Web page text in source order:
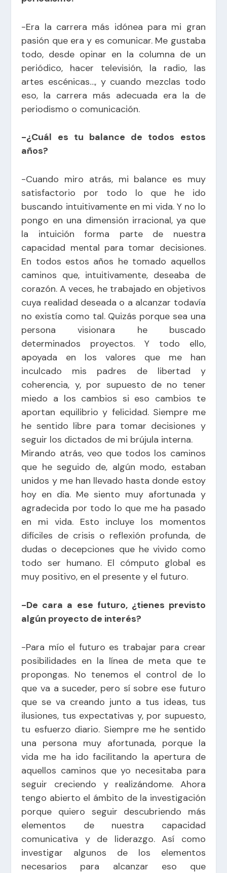
-Era la carrera más idónea para mi gran
pasión que era y es comunicar. Me gustaba
todo, desde opinar en la columna de un
periódico, hacer televisión, la radio, las
artes escénicas…, y cuando mezclas todo
eso, la carrera más adecuada era la de
periodismo o comunicación.
-¿Cuál es tu balance de todos estos
años?
-Cuando miro atrás, mi balance es muy
satisfactorio por todo lo que he ido
buscando intuitivamente en mi vida. Y no lo
pongo en una dimensión irracional, ya que
la intuición forma parte de nuestra
capacidad mental para tomar decisiones.
En todos estos años he tomado aquellos
caminos que, intuitivamente, deseaba de
corazón. A veces, he trabajado en objetivos
cuya realidad deseada o a alcanzar todavía
no existía como tal. Quizás porque sea una
persona visionara he buscado
determinados proyectos. Y todo ello,
apoyada en los valores que me han
inculcado mis padres de libertad y
coherencia, y, por supuesto de no tener
miedo a los cambios si eso cambios te
aportan equilibrio y felicidad. Siempre me
he sentido libre para tomar decisiones y
seguir los dictados de mi brújula interna.
Mirando atrás, veo que todos los caminos
que he seguido de, algún modo, estaban
unidos y me han llevado hasta donde estoy
hoy en día. Me siento muy afortunada y
agradecida por todo lo que me ha pasado
en mi vida. Esto incluye los momentos
difíciles de crisis o reflexión profunda, de
dudas o decepciones que he vivido como
todo ser humano. El cómputo global es
muy positivo, en el presente y el futuro.
-De cara a ese futuro, ¿tienes previsto
algún proyecto de interés?
-Para mío el futuro es trabajar para crear
posibilidades en la línea de meta que te
propongas. No tenemos el control de lo
que va a suceder, pero sí sobre ese futuro
que se va creando junto a tus ideas, tus
ilusiones, tus expectativas y, por supuesto,
tu esfuerzo diario. Siempre me he sentido
una persona muy afortunada, porque la
vida me ha ido facilitando la apertura de
aquellos caminos que yo necesitaba para
seguir creciendo y realizándome. Ahora
tengo abierto el ámbito de la investigación
porque quiero seguir descubriendo más
elementos de nuestra capacidad
comunicativa y de liderazgo. Así como
investigar algunos de los elementos
necesarios para alcanzar eso que